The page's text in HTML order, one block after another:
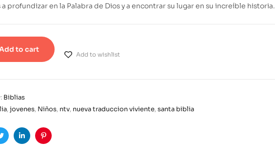
a profundizar en la Palabra de Dios y a encontrar su lugar en su increíble historia.
to cart
Add to wishlist
Biblias
,jovenes, Niños, ntv, nueva traduccion viviente,santa biblia
TwitterLinkedinPinterest